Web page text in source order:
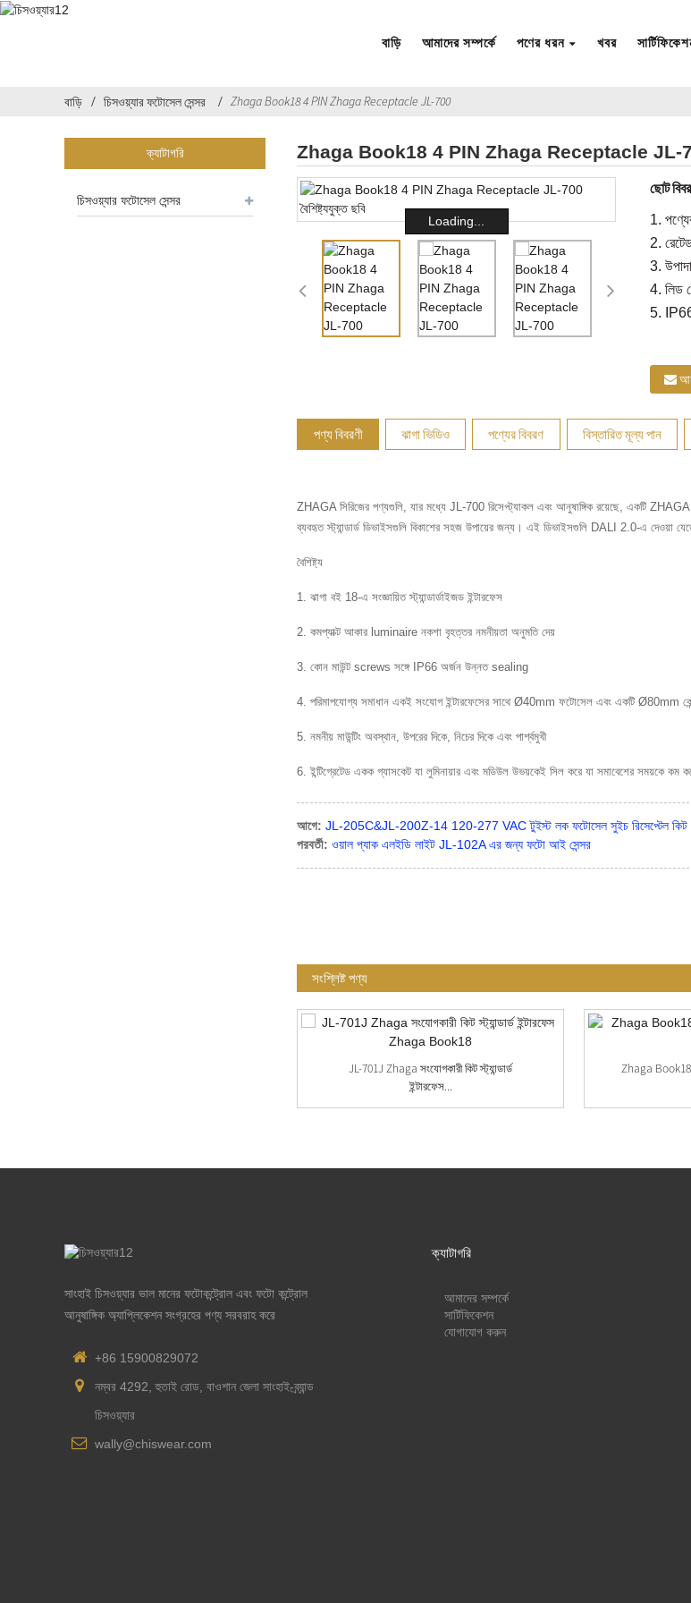
বাড়ি আমাদের সম্পর্কে পণের ধরন খবর
বাড়ি চিসওয়্যার ফটোসেল সেন্সর Zhaga Book18 4 PIN Zhaga Receptacle JL-700
ক্যাটাগরি
চিসওয়্যার ফটোসেল সেন্সর
Zhaga Book18 4 PIN Zhaga Receptacle JL-
Loading...
ছোট
1.
2.
3.
4. লিড
5. IP66
পণ্য বিবরণী ঝাগা ভিডিও পণ্যের বিবরণ বিস্তারিত মূল্য পান
ZHAGA সিরিজের পণ্যগুলি, যার মধ্যে JL-700 রিসেপ্ট্যাকল এবং আনুষাঙ্গিক রয়েছে, একটি
ব্যবহৃত স্ট্যান্ডার্ড ডিভাইসগুলি বিকাশের সহজ উপায়ের জন্য। এই ডিভাইসগুলি DALI 2.0-এ দেওয়া
বৈশিষ্ট্য
1. ঝাগা বই 18-এ সংজ্ঞায়িত স্ট্যান্ডার্ডাইজড ইন্টারফেস
2. কমপ্যাক্ট আকার luminaire নকশা বৃহত্তর নমনীয়তা অনুমতি দেয়
3. কোন মাউন্ট screws সঙ্গে IP66 অর্জন উন্নত sealing
4. পরিমাপযোগ্য সমাধান একই সংযোগ ইন্টারফেসের সাথে Ø40mm ফটোসেল এবং একটি Ø80mm
5. নমনীয় মাউন্টিং অবস্থান, উপরের দিকে, নিচের দিকে এবং পার্শ্বমুখী
6. ইন্টিগ্রেটেড একক গ্যাসকেট যা লুমিনায়ার এবং মডিউল উভয়কেই সিল করে যা সমাবেশের সময়কে কম
আগে: JL-205C&JL-200Z-14 120-277 VAC টুইস্ট লক ফটোসেল সুইচ রিসেপ্টেল কিট
পরবর্তী: ওয়াল প্যাক এলইডি লাইট JL-102A এর জন্য ফটো আই সেন্সর
সংশ্লিষ্ট পণ্য
JL-701J Zhaga সংযোগকারী কিট স্ট্যান্ডার্ড
ইন্টারফেস...
Zhaga Book18
সাংহাই চিসওয়্যার ভাল মানের ফটোকন্ট্রোল এবং ফটো কন্ট্রোল
আনুষাঙ্গিক অ্যাপ্লিকেশন সংগ্রহের পণ্য সরবরাহ করে
+86 15900829072
নম্বর 4292, হুতাই রোড, বাওশান জেলা সাংহাই-ব্র্যান্ড
চিসওয়্যার
wally@chiswear.com
ক্যাটাগরি
আমাদের সম্পর্কে
সার্টিফিকেশন
যোগাযোগ করুন